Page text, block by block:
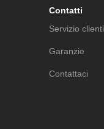
Contatti
Servizio clienti
Garanzie
Contattaci